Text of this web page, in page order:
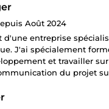
Août 2024
d'une entreprise
J'ai spécialement
et travailler
du projet